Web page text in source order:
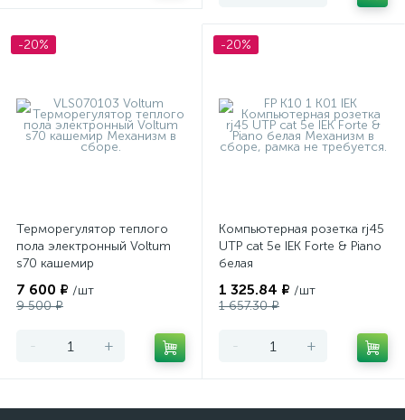
-20%
Терморегулятор теплого
пола электронный Voltum
s70 кашемир
7 600 ₽ /шт
9 500 ₽
- +
-20%
Компьютерная розетка rj45
UTP cat 5e IEK Forte & Piano
белая
1 325.84 ₽ /шт
1 657.30 ₽
- +